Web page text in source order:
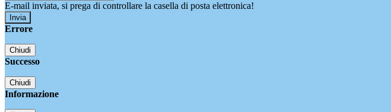
E-mail inviata, si prega di controllare la casella di posta elettronica!
Errore
Chiudi
Successo
Chiudi
Informazione